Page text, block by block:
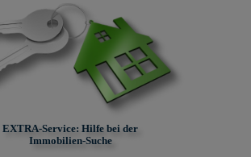
EXTRA-Service: Hilfe bei der
Immobilien-Suche